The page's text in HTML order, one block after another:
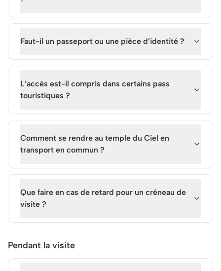
Faut-il un passeport ou une pièce d’identité ?
L’accès est-il compris dans certains pass
touristiques ?
Comment se rendre au temple du Ciel en
transport en commun ?
Que faire en cas de retard pour un créneau de
visite ?
Pendant la visite